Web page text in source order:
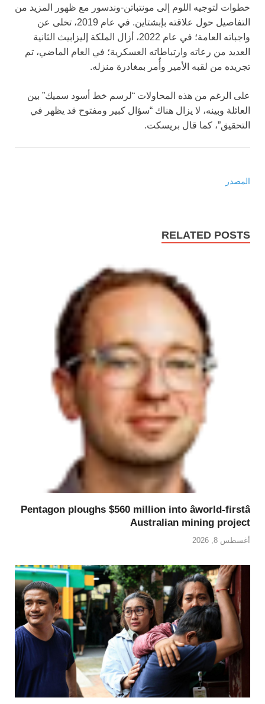
خطوات لتوجيه اللوم إلى مونتباتن-وندسور مع ظهور المزيد من
التفاصيل حول علاقته بإبشتاين. في عام 2019، تخلى عن
واجباته العامة؛ في عام 2022، أزال الملكة إليزابيث الثانية
العديد من رعاته وارتباطاته العسكرية؛ في العام الماضي، تم
تجريده من لقبه الأمير وأُمر بمغادرة منزله.
على الرغم من هذه المحاولات “لرسم خط أسود سميك” بين
العائلة وبينه، لا يزال هناك “سؤال كبير ومفتوح قد يظهر في
التحقيق”، كما قال بريسكت.
المصدر
RELATED POSTS
Pentagon ploughs $560 million into âworld-firstâ
Australian mining project
أغسطس 8, 2026